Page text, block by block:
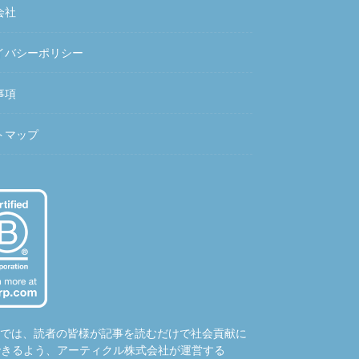
社
バシーポリシー
項
マップ
は、読者の皆様が記事を読むだけで社会貢献に
るよう、アーティクル株式会社が運営する